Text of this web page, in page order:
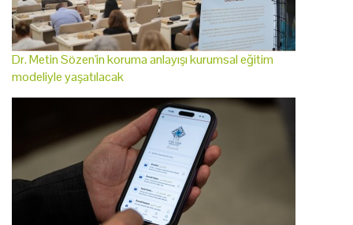
Dr. Metin Sözen'in koruma anlayışı kurumsal eğitim
modeliyle yaşatılacak